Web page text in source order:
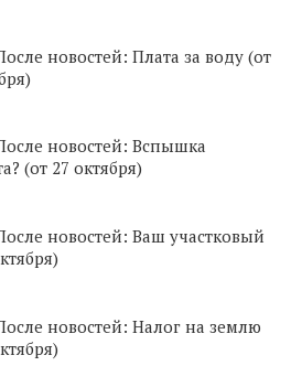
новостей: Плата за воду (от
новостей: Вспышка
(от 27 октября)
новостей: Ваш участковый
новостей: Налог на землю